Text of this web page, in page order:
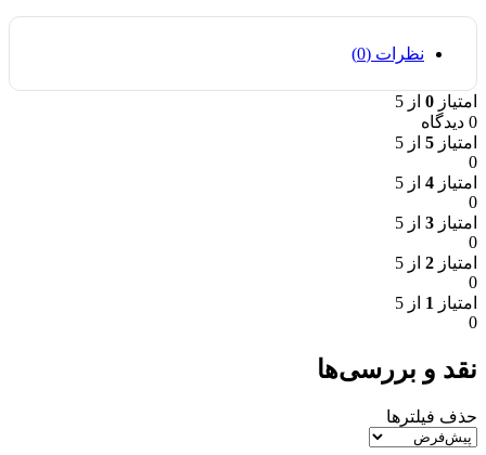
نظرات (0)
امتیاز 0 از 5
0 دیدگاه
امتیاز 5 از 5
0
امتیاز 4 از 5
0
امتیاز 3 از 5
0
امتیاز 2 از 5
0
امتیاز 1 از 5
0
نقد و بررسی‌ها
حذف فیلترها